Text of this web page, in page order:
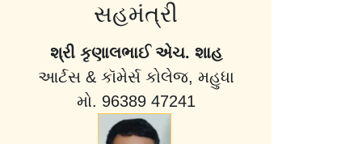
સહમંત્રી
શ્રી કૃણાલભાઈ એચ. શાહ
આર્ટસ & કૉમેર્સ કોલેજ, મહુધા
મો. 96389 47241